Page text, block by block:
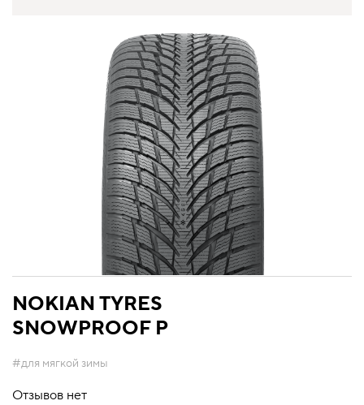
NOKIAN TYRES
SNOWPROOF P
#для мягкой зимы
Отзывов нет